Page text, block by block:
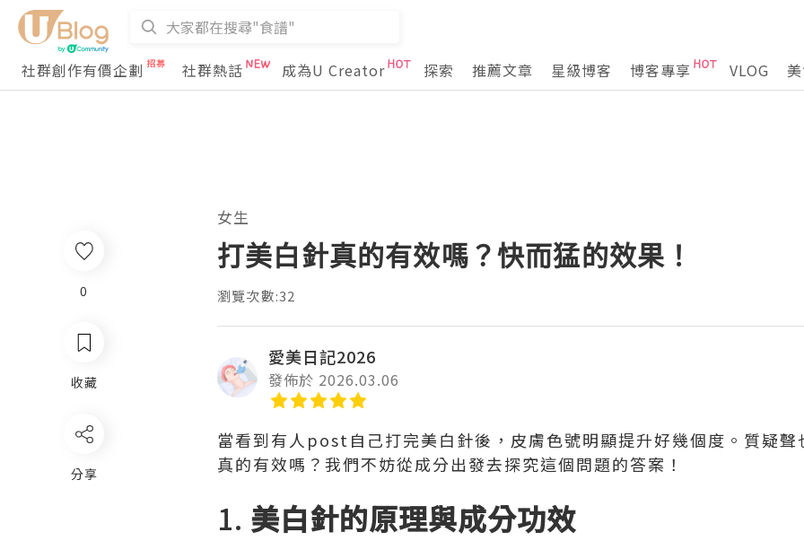
社群創作有價企劃 社群熱話 成為U Creator 探索 推薦文章 星級博客 博客專享 VLOG
女生
打美白針真的有效嗎？快而猛的效果！
瀏覽次數:32
愛美日記2026
發佈於 2026.03.06
當看到有人post自己打完美白針後，皮膚色號明顯提升好幾個度。質疑
真的有效嗎？我們不妨從成分出發去探究這個問題的答案！
1. 美白針的原理與成分功效
0
收藏
分享